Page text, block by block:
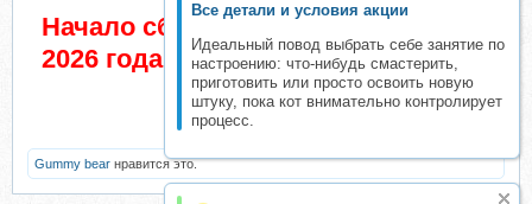
Все детали и условия акции
Идеальный повод выбрать себе занятие по
настроению: что-нибудь смастерить,
приготовить или просто освоить новую
штуку, пока кот внимательно контролирует
процесс.
Начало сбора взносов 13 Май
2026 года
Gummy bear нравится это.